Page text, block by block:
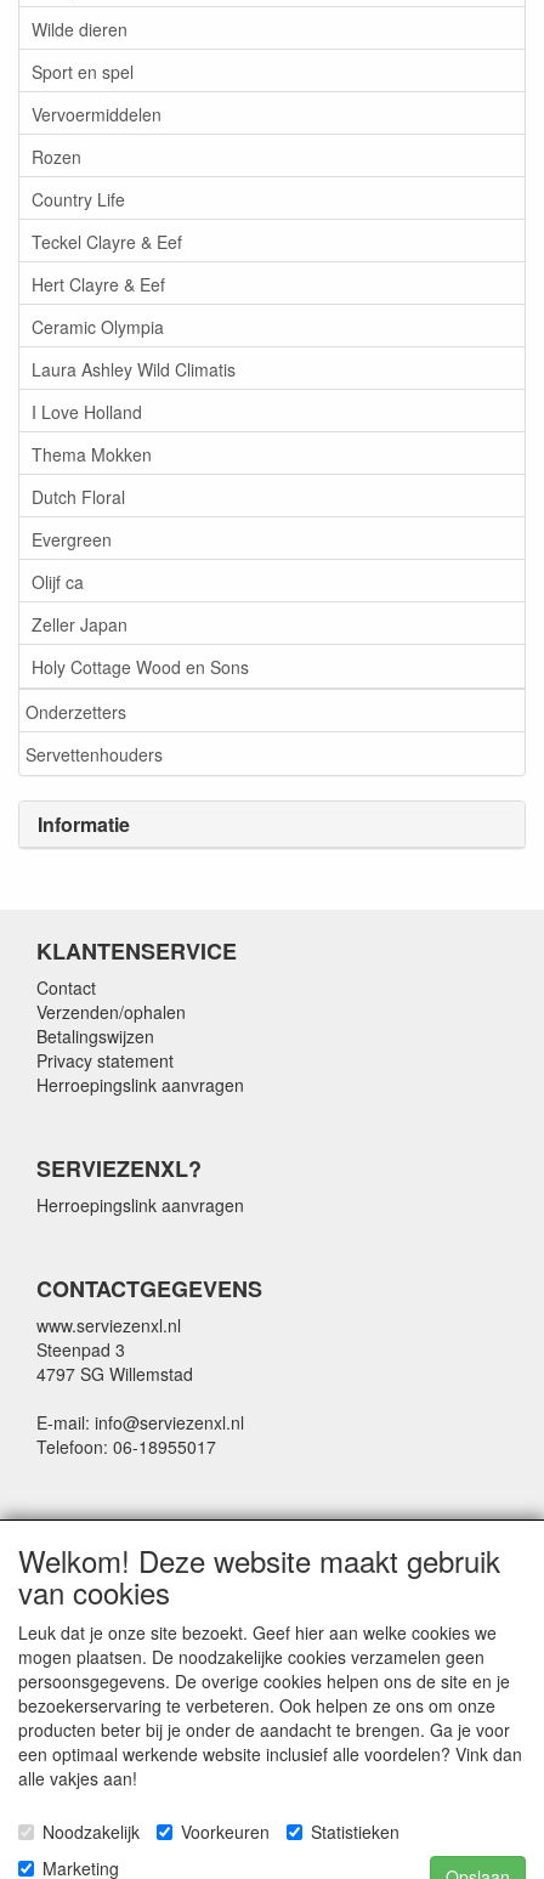
Wilde dieren
Sport en spel
Vervoermiddelen
Rozen
Country Life
Teckel Clayre & Eef
Hert Clayre & Eef
Ceramic Olympia
Laura Ashley Wild Climatis
I Love Holland
Thema Mokken
Dutch Floral
Evergreen
Olijf ca
Zeller Japan
Holy Cottage Wood en Sons
Onderzetters
Servettenhouders
Informatie
KLANTENSERVICE
Contact
Verzenden/ophalen
Betalingswijzen
Privacy statement
Herroepingslink aanvragen
SERVIEZENXL?
Herroepingslink aanvragen
CONTACTGEGEVENS
www.serviezenxl.nl
Steenpad 3
4797 SG Willemstad
E-mail: info@serviezenxl.nl
Telefoon: 06-18955017
Voornaam
Achternaam
E-mail
Welkom! Deze website maakt gebruik
van cookies
Leuk dat je onze site bezoekt. Geef hier aan welke cookies we
mogen plaatsen. De noodzakelijke cookies verzamelen geen
persoonsgegevens. De overige cookies helpen ons de site en je
bezoekerservaring te verbeteren. Ook helpen ze ons om onze
producten beter bij je onder de aandacht te brengen. Ga je voor
een optimaal werkende website inclusief alle voordelen? Vink dan
alle vakjes aan!
Noodzakelijk Voorkeuren
Statistieken
Marketing